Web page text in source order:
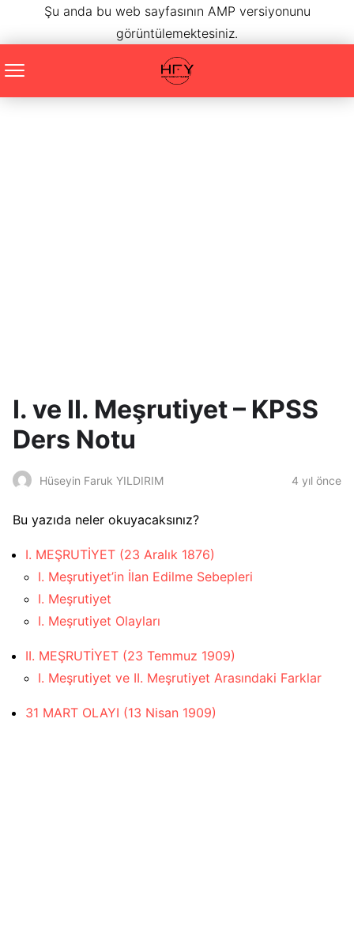
Şu anda bu web sayfasının AMP versiyonunu
görüntülemektesiniz.
I. ve II. Meşrutiyet – KPSS
Ders Notu
Hüseyin Faruk YILDIRIM 4 yıl önce
Bu yazıda neler okuyacaksınız?
I. MEŞRUTİYET (23 Aralık 1876)
I. Meşrutiyet’in İlan Edilme Sebepleri
I. Meşrutiyet
I. Meşrutiyet Olayları
II. MEŞRUTİYET (23 Temmuz 1909)
I. Meşrutiyet ve II. Meşrutiyet Arasındaki Farklar
31 MART OLAYI (13 Nisan 1909)